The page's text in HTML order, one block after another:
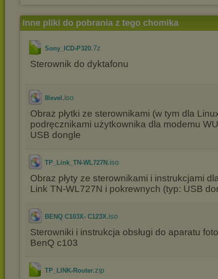
Inne pliki do pobrania z tego chomika
Sony_ICD-P320.7z
Sterownik do dyktafonu
8level .iso
Obraz płytki ze sterownikami (w tym dla
podręcznikami użytkownika dla modemu
USB dongle
TP_Link_TN-WL727N .iso
Obraz płyty ze sterownikami i instrukcjami
Link TN-WL727N i pokrewnych (typ: USB
BENQ C103X- C123X.iso
Sterowniki i instrukcja obsługi do aparatu
BenQ c103
TP_LINK-Router.zip